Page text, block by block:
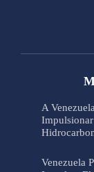
A
Venezuela